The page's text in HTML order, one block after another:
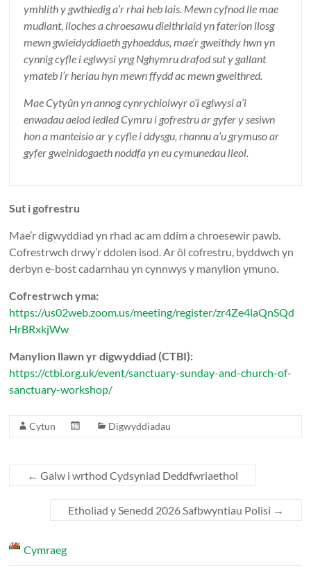
ymhlith y gwthiedig a’r rhai heb lais. Mewn cyfnod lle mae
mudiant, lloches a chroesawu dieithriaid yn faterion llosg
mewn gwleidyddiaeth gyhoeddus, mae’r gweithdy hwn yn
cynnig cyfle i eglwysi yng Nghymru drafod sut y gallant
ymateb i’r heriau hyn mewn ffydd ac mewn gweithred.
Mae Cytyûn yn annog cynrychiolwyr o’i eglwysi a’i
enwadau aelod ledled Cymru i gofrestru ar gyfer y sesiwn
hon a manteisio ar y cyfle i ddysgu, rhannu a’u grymuso ar
gyfer gweinidogaeth noddfa yn eu cymunedau lleol.
Sut i gofrestru
Mae’r digwyddiad yn rhad ac am ddim a chroesewir pawb.
Cofrestrwch drwy’r ddolen isod. Ar ôl cofrestru, byddwch yn
derbyn e-bost cadarnhau yn cynnwys y manylion ymuno.
Cofrestrwch yma:
https://us02web.zoom.us/meeting/register/zr4Ze4laQnSQd
HrBRxkjWw
Manylion llawn yr digwyddiad (CTBI):
https://ctbi.org.uk/event/sanctuary-sunday-and-church-of-
sanctuary-workshop/
Cytun Digwyddiadau
← Galw i wrthod Cydsyniad Deddfwriaethol
Etholiad y Senedd 2026 Safbwyntiau Polisi →
Cymraeg